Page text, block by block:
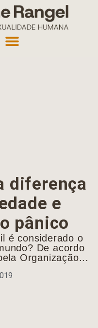
diferença
e
pânico
é considerado o
De acordo
Organização...